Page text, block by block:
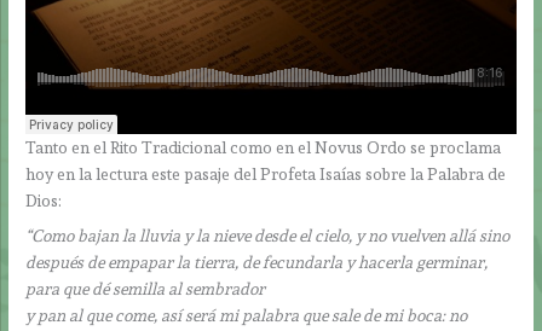
Tanto en el Rito Tradicional como en el Novus Ordo se proclama
hoy en la lectura este pasaje del Profeta Isaías sobre la Palabra de
Dios:
“Como bajan la lluvia y la nieve desde el cielo, y no vuelven allá sino
después de empapar la tierra, de fecundarla y hacerla germinar,
para que dé semilla al sembrador
y pan al que come, así será mi palabra que sale de mi boca: no